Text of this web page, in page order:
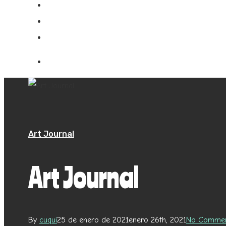
Art Journal
Art Journal
By cuqui25 de enero de 2021enero 26th, 2021No